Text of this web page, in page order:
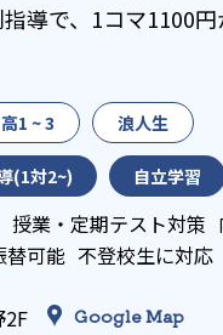
導で、1コマ1100
高1 ~ 3 浪人生
(1対2~) 自立学習
授業・定期テスト対策
替可能 不登校生に対応
2F
Google Map